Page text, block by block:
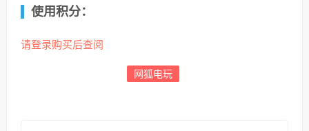
使用积分：
请登录购买后查阅
网狐电玩